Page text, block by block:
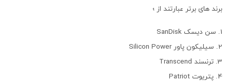
برند های برتر عبارتند از ؛
سن دیسک SanDisk
سیلیکون پاور Silicon Power
ترنسند Transcend
پتریوت Patriot